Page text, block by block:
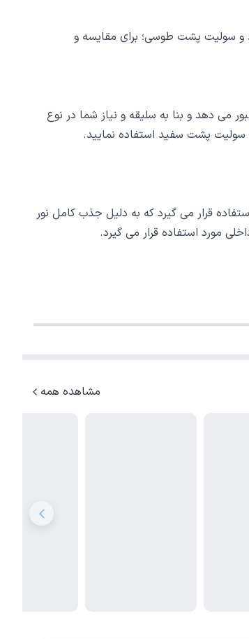
زیردسته تقسیم می شود سولیت پشت سفید و سولیت پشت طوسی؛ برای مقایسه و
می دهد و بنا به سلیقه و نیاز شما در نوع
سولیت پشت سفید استفاده نمایید.
قرار می گیرد که به دلیل جذب کامل نور
مورد استفاده قرار می گیرد.
مشاهده همه